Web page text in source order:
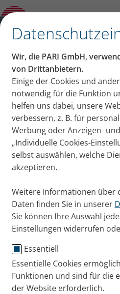
Wir, die PARI GmbH,
von Drittanbietern.
Einige der Cookies und
notwendig für die Funktion
helfen uns dabei, unsere
verbessern, z. B. für
Werbung oder Anzeigen-
„Individuelle Cookies-
selbst auswählen, welche
akzeptieren.
Weitere Informationen über
Daten finden Sie in unserer
Sie können Ihre Auswahl
Einstellungen widerrufen
Essentiell
Essentielle Cookies
Funktionen und sind für die
der Website erforderlich.
Zeit sparen bei der
für Lungenpatienten
Zeit sparen
Menschen mit
täglich viel Zeit für
Inhalation, um die Lunge
unseren Tipps sparen Sie
Effekt auf die Lunge.
Publiziert
Di. 05. Juli 2022
Tipps + Übungen